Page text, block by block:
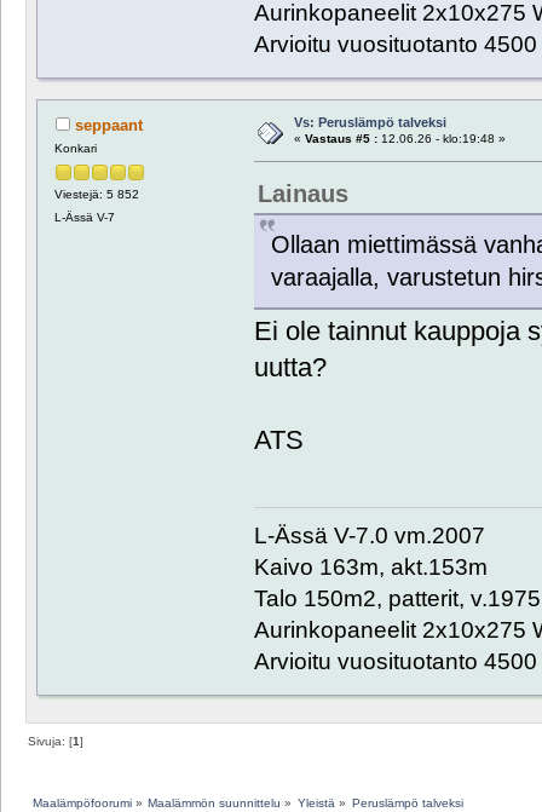
Aurinkopaneelit 2x10x275
Arvioitu vuosituotanto
seppaant
Konkari
Viestejä: 5 852
L-Ässä V-7
Vs: Peruslämpö talveksi
« Vastaus #5 :12.06.26 - klo:19:48 »
Lainaus
Ollaan miettimässä
varaajalla, varustetun
Ei ole tainnut kauppoja
uutta?
ATS
L-Ässä V-7.0 vm.2007
Kaivo 163m, akt.153m
Talo 150m2, patterit, v.1975
Aurinkopaneelit 2x10x275
Arvioitu vuosituotanto
Sivuja: [1]
Maalämpöfoorumi» Maalämmön suunnittelu » Yleistä » Peruslämpö talveksi